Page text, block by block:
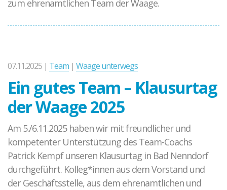
zum ehrenamtlichen Team der Waage.
07.11.2025 | Team | Waage unterwegs
Ein gutes Team – Klausurtag
der Waage 2025
Am 5./6.11.2025 haben wir mit freundlicher und
kompetenter Unterstützung des Team-Coachs
Patrick Kempf unseren Klausurtag in Bad Nenndorf
durchgeführt. Kolleg*innen aus dem Vorstand und
der Geschäftsstelle, aus dem ehrenamtlichen und